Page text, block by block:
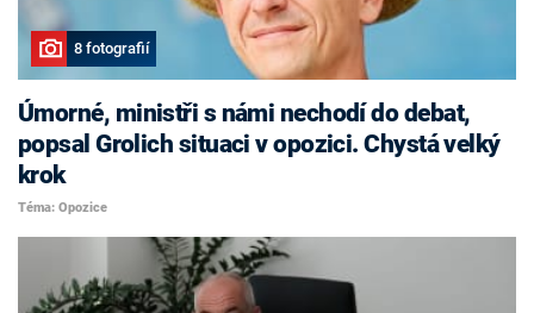
8 fotografií
Úmorné, ministři s námi nechodí do debat,
popsal Grolich situaci v opozici. Chystá velký
krok
Téma: Opozice